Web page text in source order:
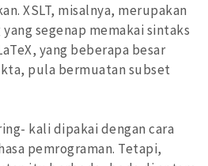
XSLT, misalnya, merupakan
segenap memakai sintaks
yang beberapa besar
pula bermuatan subset
kali dipakai dengan cara
pemrograman. Tetapi,